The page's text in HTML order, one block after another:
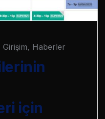
Girişim, Haberler
için